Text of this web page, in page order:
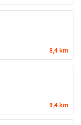
8,4 km
9,4 km